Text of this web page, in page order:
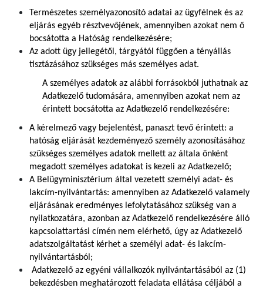
Természetes személyazonosító adatai az ügyfélnek és az
eljárás egyéb résztvevőjének, amennyiben azokat nem ő
bocsátotta a Hatóság rendelkezésére;
Az adott ügy jellegétől, tárgyától függően a tényállás
tisztázásához szükséges más személyes adat.
A személyes adatok az alábbi forrásokból juthatnak az
Adatkezelő tudomására, amennyiben azokat nem az
érintett bocsátotta az Adatkezelő rendelkezésére:
A kérelmező vagy bejelentést, panaszt tevő érintett: a
hatóság eljárását kezdeményező személy azonosításához
szükséges személyes adatok mellett az általa önként
megadott személyes adatokat is kezeli az Adatkezelő;
A Belügyminisztérium által vezetett személyi adat- és
lakcím-nyilvántartás: amennyiben az Adatkezelő valamely
eljárásának eredményes lefolytatásához szükség van a
nyilatkozatára, azonban az Adatkezelő rendelkezésére álló
kapcsolattartási címén nem elérhető, úgy az Adatkezelő
adatszolgáltatást kérhet a személyi adat- és lakcím-
nyilvántartásból;
Adatkezelő az egyéni vállalkozók nyilvántartásából az (1)
bekezdésben meghatározott feladata ellátása céljából a